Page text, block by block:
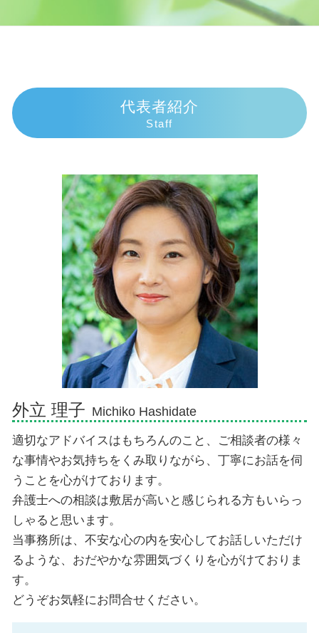
債務整理 弁護士
任意整理 費用
人身事故 物損事故 違い
物損事故 警察呼ばなかった 後日
死亡事故 人生終了
損害賠償請求 時効
車 人身事故
交通事故 弁護士 示談交渉 期間
代襲相続 割合
代襲相続 手続き
代襲相続とは わかりやすく
相続手続き 誰に頼む
成年後見人 権限
相続放棄 必要書類 裁判所
土地 評価額 計算
相続順位 図
相続 子供死亡 孫
相続 孫 土地
交通事故 弁護士 熱海市
債務整理 弁護士 御殿場市
相続 弁護士 沼津市
相続 弁護士 富士市
交通事故 弁護士 伊豆市
債務整理 弁護士 沼津市
交通事故 弁護士 沼津市
相続 弁護士 伊東市
相続 弁護士 三島市
相続 弁護士 伊豆市
債務整理 弁護士 熱海市
交通事故 弁護士 御殿場市
相続 弁護士 御殿場市
代表者紹介
Staff
外立 理子 Michiko Hashidate
適切なアドバイスはもちろんのこと、ご相談者の様々
な事情やお気持ちをくみ取りながら、丁寧にお話を伺
うことを心がけております。
弁護士への相談は敷居が高いと感じられる方もいらっ
しゃると思います。
当事務所は、不安な心の内を安心してお話しいただけ
るような、おだやかな雰囲気づくりを心がけておりま
す。
どうぞお気軽にお問合せください。